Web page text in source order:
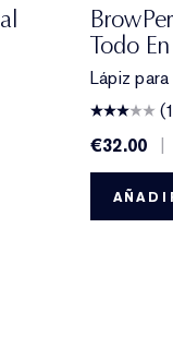
Todo
Lápiz
€32.00
|